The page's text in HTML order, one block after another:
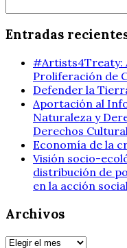
Entradas
#Artists4Treaty:
Proliferación de
Defender la
Aportación al
Naturaleza y
Derechos
Economía de la
Visión socio-
distribución de
en la acción
Archivos
Archivos